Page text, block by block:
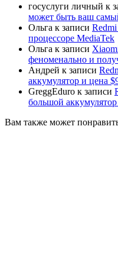
госуслуги личный к
может быть ваш
Ольга к записи
процессоре MediaTek
Ольга к записи
феноменально и
Андрей к записи
аккумулятор и цена
GreggEduro к записи
большой
Вам также может